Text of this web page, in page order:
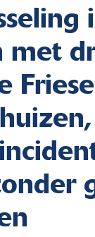
met
Friese